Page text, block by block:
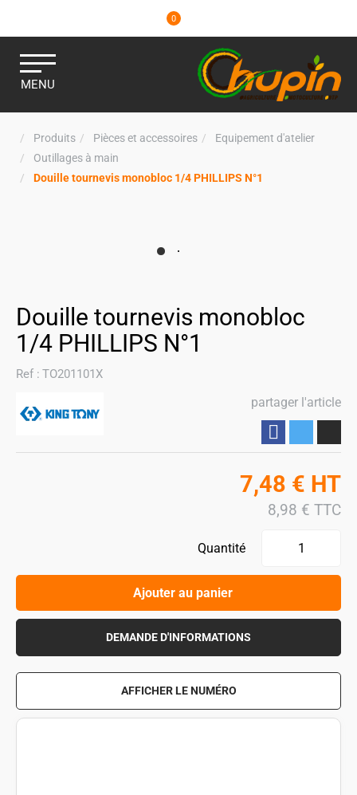
0
MENU
Produits Pièces et accessoires
Equipement d'atelier
Outillages à main
Douille tournevis monobloc 1/4 PHILLIPS N°1
Douille tournevis monobloc
1/4 PHILLIPS N°1
Ref : TO201101X
partager l'article
7,48 € HT
8,98 € TTC
Quantité
Ajouter au panier
DEMANDE D'INFORMATIONS
AFFICHER LE NUMÉRO